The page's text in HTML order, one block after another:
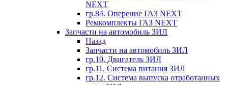
NEXT
гр.84. Оперение ГАЗ NEXT
Ремкомплекты ГАЗ NEXT
Запчасти на автомобиль ЗИЛ
Назад
Запчасти на автомобиль ЗИЛ
гр.10. Двигатель ЗИЛ
гр.11. Система питания ЗИЛ
гр.12. Система выпуска отработанных